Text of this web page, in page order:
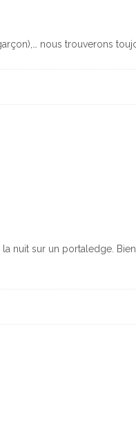
nous trouverons
nuit sur un portaledge.